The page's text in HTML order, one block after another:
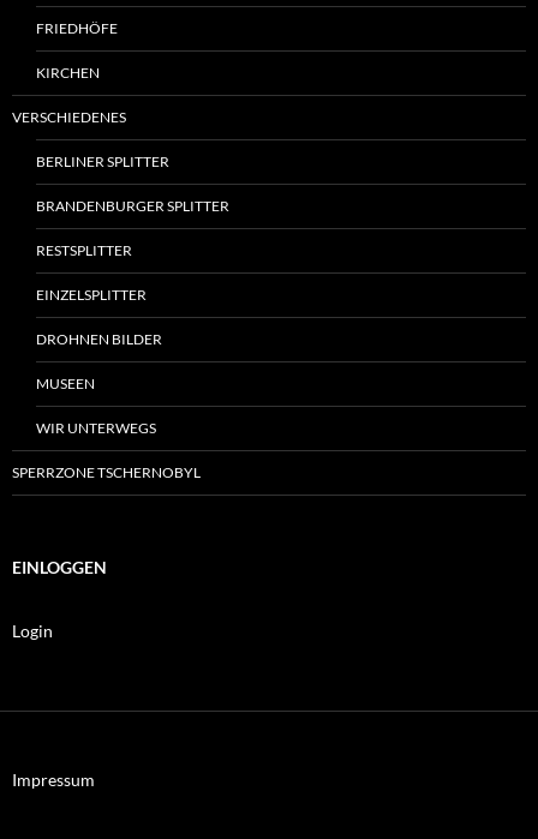
FRIEDHÖFE
KIRCHEN
VERSCHIEDENES
BERLINER SPLITTER
BRANDENBURGER SPLITTER
RESTSPLITTER
EINZELSPLITTER
DROHNEN BILDER
MUSEEN
WIR UNTERWEGS
SPERRZONE TSCHERNOBYL
EINLOGGEN
Login
Impressum